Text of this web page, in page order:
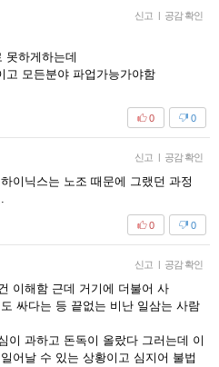
신고 | 공감 확인
못하게하는데
고 모든분야 파업가능가야함
0
0
신고 | 공감 확인
이닉스는 노조 때문에 그랬던 과정
0
0
신고 | 공감 확인
이해함 근데 거기에 더불어 사
싸다는 등 끝없는 비난 일삼는 사람
이 과하고 돈독이 올랐다 그러는데 이
어날 수 있는 상황이고 심지어 불법